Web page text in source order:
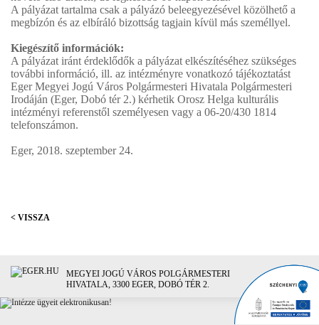
A pályázat tartalma csak a pályázó beleegyezésével közölhető a
megbízón és az elbíráló bizottság tagjain kívül más személlyel.
Kiegészítő információk:
A pályázat iránt érdeklődők a pályázat elkészítéséhez szükséges
további információ, ill. az intézményre vonatkozó tájékoztatást
Eger Megyei Jogú Város Polgármesteri Hivatala Polgármesteri
Irodáján (Eger, Dobó tér 2.) kérhetik Orosz Helga kulturális
intézményi referenstől személyesen vagy a 06-20/430 1814
telefonszámon.
Eger, 2018. szeptember 24.
< VISSZA
MEGYEI JOGÚ VÁROS POLGÁRMESTERI
HIVATALA, 3300 EGER, DOBÓ TÉR 2.